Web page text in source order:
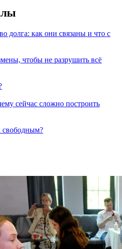
долга: как они связаны и что с
чтобы не разрушить всё
сейчас сложно построить
свободным?